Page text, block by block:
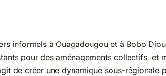
informels à Ouagadougou et à Bobo
pour des aménagements collectifs, et
de créer une dynamique sous-